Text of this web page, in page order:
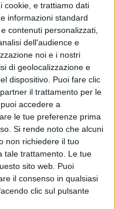
cookie, e trattiamo dati
informazioni standard
contenuti personalizzati,
dell'audience e
noi e i nostri
di geolocalizzazione e
dispositivo. Puoi fare clic
il trattamento per le
accedere a
le tue preferenze prima
Si rende noto che alcuni
non richiedere il tuo
tale trattamento. Le tue
sito web. Puoi
il consenso in qualsiasi
clic sul pulsante
ladri alla
vandalica in piazza
in servizio alla
la vita un'insegnante